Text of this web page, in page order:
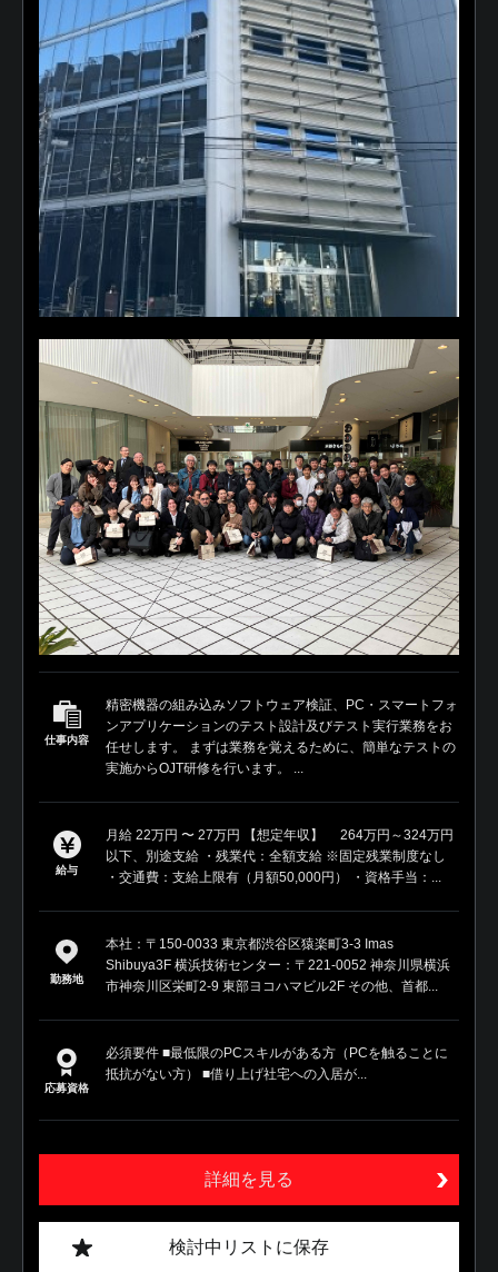
仕事内容
精密機器の組み込みソフトウェア検証、PC・スマートフォ
ンアプリケーションのテスト設計及びテスト実行業務をお
任せします。 まずは業務を覚えるために、簡単なテストの
実施からOJT研修を行います。 ...
給与
月給 22万円 〜 27万円 【想定年収】 264万円～324万円
以下、別途支給 ・残業代：全額支給 ※固定残業制度なし
・交通費：支給上限有（月額50,000円） ・資格手当：...
勤務地
本社：〒150-0033 東京都渋谷区猿楽町3-3 Imas
Shibuya3F 横浜技術センター：〒221-0052 神奈川県横浜
市神奈川区栄町2-9 東部ヨコハマビル2F その他、首都...
応募資格
必須要件 ■最低限のPCスキルがある方（PCを触ることに
抵抗がない方） ■借り上げ社宅への入居が...
詳細を見る
検討中リストに保存